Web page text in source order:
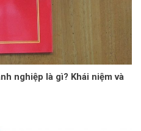
nghiệp là gì? Khái niệm và